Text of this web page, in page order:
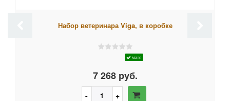
Набор ветеринара Viga, в коробке
мало
7 268 руб.